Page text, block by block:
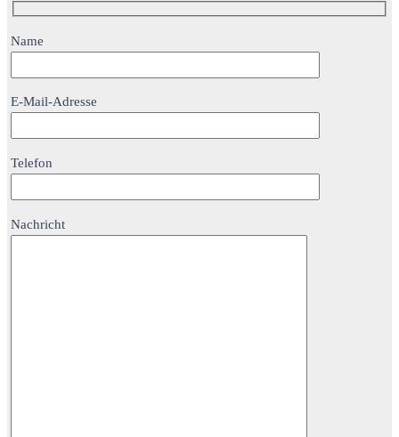
Name
E-Mail-Adresse
Telefon
Nachricht